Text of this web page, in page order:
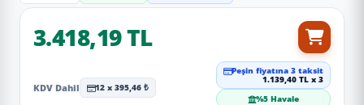
3.418,19 TL
KDV Dahil 12 x 395,46 ₺
Peşin fiyatına 3 taksit
1.139,40 TL x 3
%5 Havale